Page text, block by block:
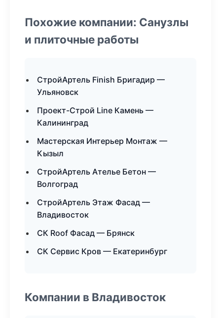
Похожие компании: Санузлы
и плиточные работы
СтройАртель Finish Бригадир —
Ульяновск
Проект-Строй Line Камень —
Калининград
Мастерская Интерьер Монтаж —
Кызыл
СтройАртель Ателье Бетон —
Волгоград
СтройАртель Этаж Фасад —
Владивосток
СК Roof Фасад — Брянск
СК Сервис Кров — Екатеринбург
Компании в Владивосток